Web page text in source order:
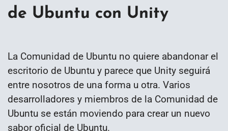
de Ubuntu con Unity
La Comunidad de Ubuntu no quiere abandonar el
escritorio de Ubuntu y parece que Unity seguirá
entre nosotros de una forma u otra. Varios
desarrolladores y miembros de la Comunidad de
Ubuntu se están moviendo para crear un nuevo
sabor oficial de Ubuntu.